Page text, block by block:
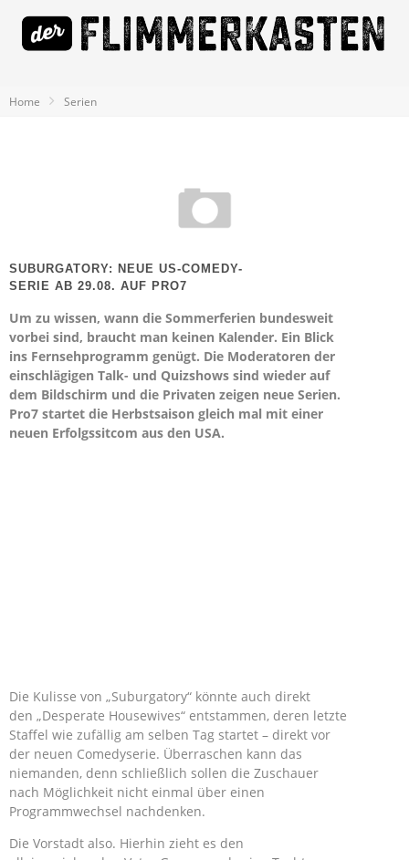
Home Serien
SUBURGATORY: NEUE US-COMEDY-
SERIE AB 29.08. AUF PRO7
Um zu wissen, wann die Sommerferien bundesweit
vorbei sind, braucht man keinen Kalender. Ein Blick
ins Fernsehprogramm genügt. Die Moderatoren der
einschlägigen Talk- und Quizshows sind wieder auf
dem Bildschirm und die Privaten zeigen neue Serien.
Pro7 startet die Herbstsaison gleich mal mit einer
neuen Erfolgssitcom aus den USA.
Die Kulisse von „Suburgatory“ könnte auch direkt
den „Desperate Housewives“ entstammen, deren letzte
Staffel wie zufällig am selben Tag startet – direkt vor
der neuen Comedyserie. Überraschen kann das
niemanden, denn schließlich sollen die Zuschauer
nach Möglichkeit nicht einmal über einen
Programmwechsel nachdenken.
Die Vorstadt also. Hierhin zieht es den